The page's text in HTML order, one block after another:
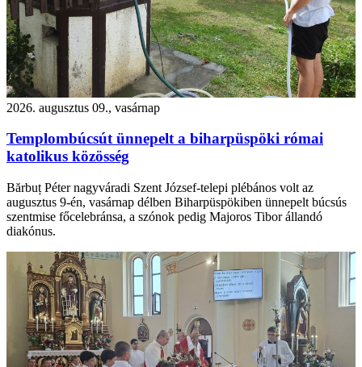
2026. augusztus 09., vasárnap
Templombúcsút ünnepelt a biharpüspöki római
katolikus közösség
Bărbuț Péter nagyváradi Szent József-telepi plébános volt az
augusztus 9-én, vasárnap délben Biharpüspökiben ünnepelt búcsús
szentmise főcelebránsa, a szónok pedig Majoros Tibor állandó
diakónus.